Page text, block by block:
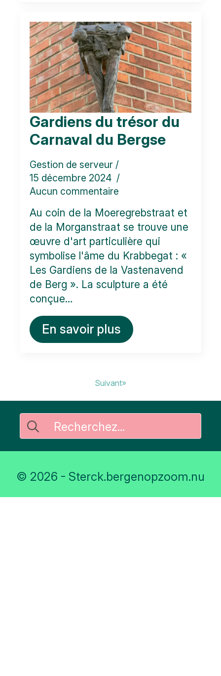
Gardiens du trésor du
Carnaval du Bergse
Gestion de serveur
15 décembre 2024
Aucun commentaire
Au coin de la Moeregrebstraat et
de la Morganstraat se trouve une
œuvre d'art particulière qui
symbolise l'âme du Krabbegat : «
Les Gardiens de la Vastenavend
de Berg ». La sculpture a été
conçue…
En savoir plus
Suivant»
Rechercher
:
© 2026 - Sterck.bergenopzoom.nu